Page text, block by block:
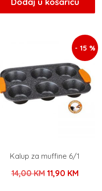
je:
- 15 %
Kalup za muffine 6/1
14,00KM Izvorna
11,90 KM